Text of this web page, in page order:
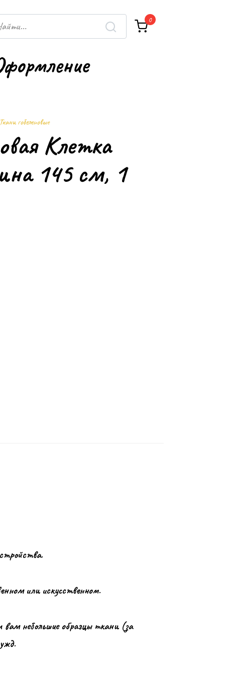
0
Ткани гобеленовые
Клетка
145 см, 1
или искусственном.
небольшие образцы ткани (за